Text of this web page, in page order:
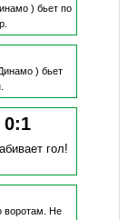
) бьет по
) бьет
0:1
гол!
воротам.
Не